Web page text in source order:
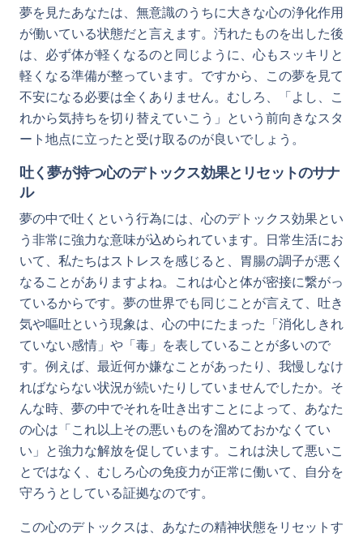
夢を見たあなたは、無意識のうちに大きな心の浄化作用
が働いている状態だと言えます。汚れたものを出した後
は、必ず体が軽くなるのと同じように、心もスッキリと
軽くなる準備が整っています。ですから、この夢を見て
不安になる必要は全くありません。むしろ、「よし、こ
れから気持ちを切り替えていこう」という前向きなスタ
ート地点に立ったと受け取るのが良いでしょう。
吐く夢が持つ心のデトックス効果とリセットのサナ
ル
夢の中で吐くという行為には、心のデトックス効果とい
う非常に強力な意味が込められています。日常生活にお
いて、私たちはストレスを感じると、胃腸の調子が悪く
なることがありますよね。これは心と体が密接に繋がっ
ているからです。夢の世界でも同じことが言えて、吐き
気や嘔吐という現象は、心の中にたまった「消化しきれ
ていない感情」や「毒」を表していることが多いので
す。例えば、最近何か嫌なことがあったり、我慢しなけ
ればならない状況が続いたりしていませんでしたか。そ
んな時、夢の中でそれを吐き出すことによって、あなた
の心は「これ以上その悪いものを溜めておかなくてい
い」と強力な解放を促しています。これは決して悪いこ
とではなく、むしろ心の免疫力が正常に働いて、自分を
守ろうとしている証拠なのです。
この心のデトックスは、あなたの精神状態をリセットす